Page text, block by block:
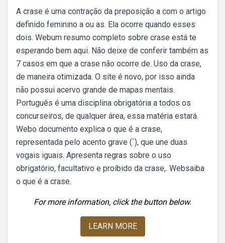
A crase é uma contração da preposição a com o artigo
definido feminino a ou as. Ela ocorre quando esses
dois. Webum resumo completo sobre crase está te
esperando bem aqui. Não deixe de conferir também as
7 casos em que a crase não ocorre de. Uso da crase,
de maneira otimizada. O site é novo, por isso ainda
não possui acervo grande de mapas mentais.
Português é uma disciplina obrigatória a todos os
concurseiros, de qualquer área, essa matéria estará.
Webo documento explica o que é a crase,
representada pelo acento grave (`), que une duas
vogais iguais. Apresenta regras sobre o uso
obrigatório, facultativo e proibido da crase,. Websaiba
o que é a crase.
For more information, click the button below.
LEARN MORE